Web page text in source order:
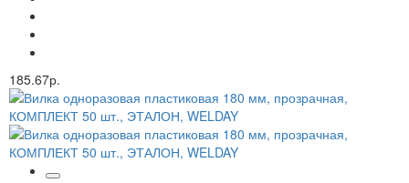
185.67р.